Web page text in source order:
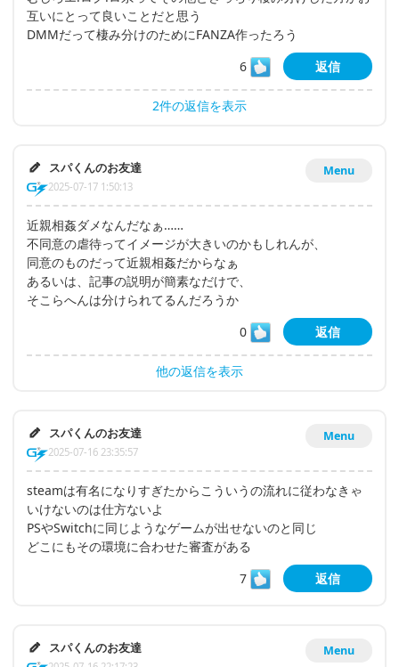
互いにとって良いことだと思う
DMMだって棲み分けのためにFANZA作ったろう
6
返信
2件の返信を表示
Menu
スパくんのお友達
2025-07-17 1:50:13
近親相姦ダメなんだなぁ……
不同意の虐待ってイメージが大きいのかもしれんが、
同意のものだって近親相姦だからなぁ
あるいは、記事の説明が簡素なだけで、
そこらへんは分けられてるんだろうか
0
返信
他の返信を表示
Menu
スパくんのお友達
2025-07-16 23:35:57
steamは有名になりすぎたからこういうの流れに従わなきゃ
いけないのは仕方ないよ
PSやSwitchに同じようなゲームが出せないのと同じ
どこにもその環境に合わせた審査がある
7
返信
Menu
スパくんのお友達